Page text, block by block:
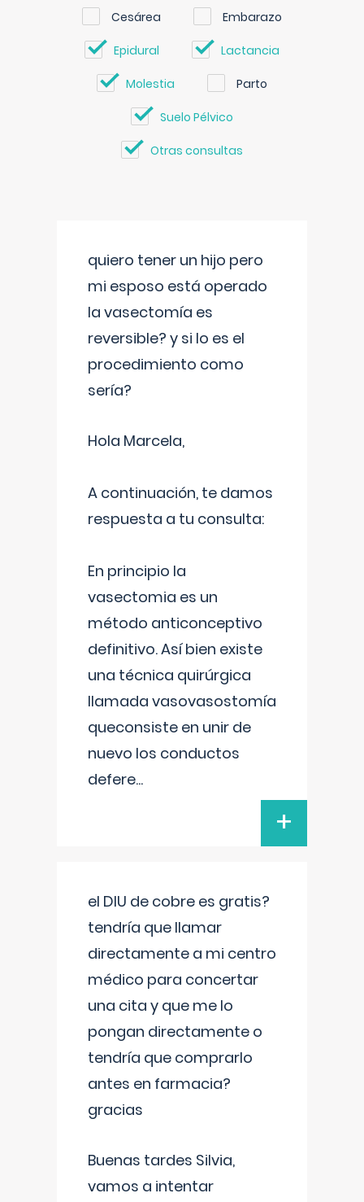
Cesárea Embarazo
Epidural Lactancia
Molestia Parto
Suelo Pélvico
Otras consultas
quiero tener un hijo pero
mi esposo está operado
la vasectomía es
reversible? y si lo es el
procedimiento como
sería?
Hola Marcela,
A continuación, te damos
respuesta a tu consulta:
En principio la
vasectomia es un
método anticonceptivo
definitivo. Así bien existe
una técnica quirúrgica
llamada vasovasostomía
queconsiste en unir de
nuevo los conductos
defere...
+
el DIU de cobre es gratis?
tendría que llamar
directamente a mi centro
médico para concertar
una cita y que me lo
pongan directamente o
tendría que comprarlo
antes en farmacia?
gracias
Buenas tardes Silvia,
vamos a intentar